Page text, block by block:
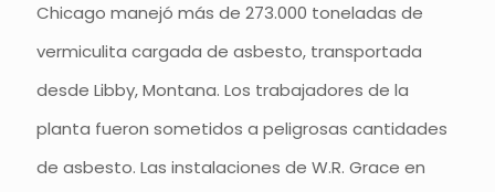
Chicago manejó más de 273.000 toneladas de
vermiculita cargada de asbesto, transportada
desde Libby, Montana. Los trabajadores de la
planta fueron sometidos a peligrosas cantidades
de asbesto. Las instalaciones de W.R. Grace en